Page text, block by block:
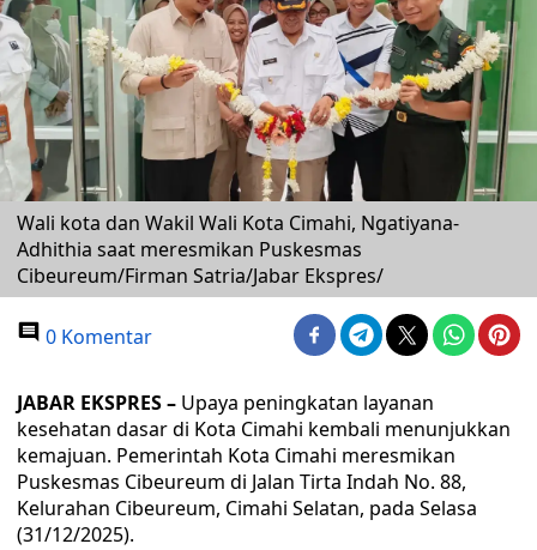
Wali kota dan Wakil Wali Kota Cimahi, Ngatiyana-
Adhithia saat meresmikan Puskesmas
Cibeureum/Firman Satria/Jabar Ekspres/
0 Komentar
JABAR EKSPRES – Upaya peningkatan layanan
kesehatan dasar di Kota Cimahi kembali menunjukkan
kemajuan. Pemerintah Kota Cimahi meresmikan
Puskesmas Cibeureum di Jalan Tirta Indah No. 88,
Kelurahan Cibeureum, Cimahi Selatan, pada Selasa
(31/12/2025).